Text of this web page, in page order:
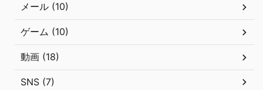
メール (10)
ゲーム (10)
動画 (18)
SNS (7)